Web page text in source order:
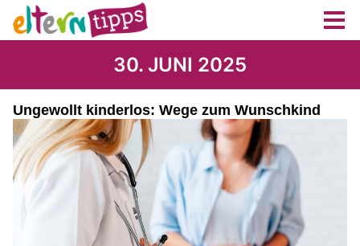
30. JUNI 2025
Ungewollt kinderlos: Wege zum Wunschkind